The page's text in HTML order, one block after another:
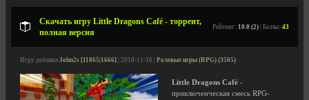
Скачать игру Little Dragons Café - торрент,
полная версия
Рейтинг: 10.0 (2) | Баллы: 43
Игру добавил John2s [11865|1666] | 2018-11-16 | Ролевые игры (RPG) (3505)
Little Dragons Café -
приключенческая смесь RPG-